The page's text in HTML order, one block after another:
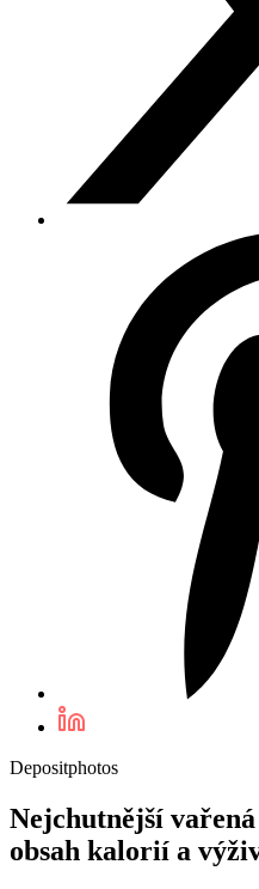
Depositphotos
Nejchutnější
obsah kalorií a